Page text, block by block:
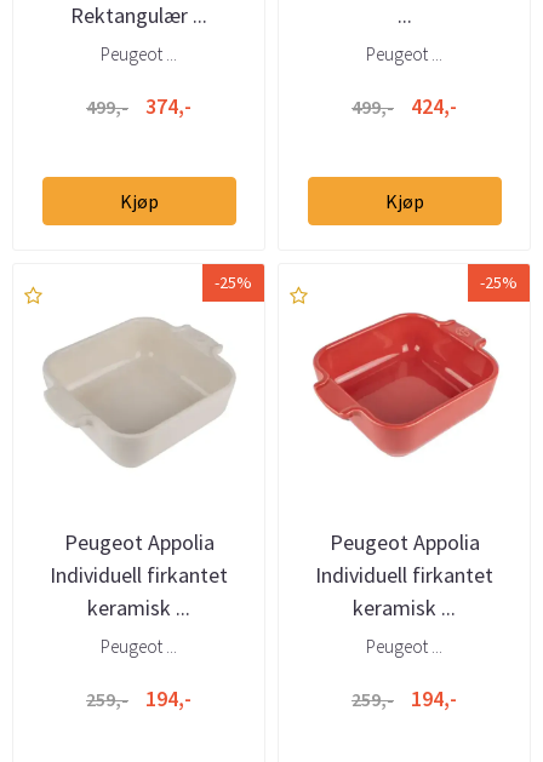
Rektangulær ...
Peugeot ...
499,- 374,-
Kjøp
...
Peugeot ...
499,- 424,-
Kjøp
-25%
Peugeot Appolia
Individuell firkantet
keramisk ...
Peugeot ...
259,- 194,-
-25%
Peugeot Appolia
Individuell firkantet
keramisk ...
Peugeot ...
259,- 194,-